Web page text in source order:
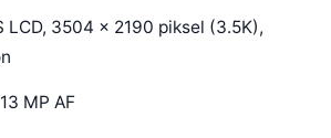
LCD, 3504 x 2190 piksel (3.5K),
MP AF